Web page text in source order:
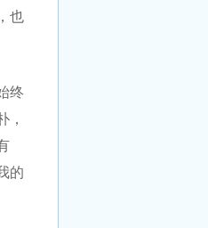
也
终
，
的